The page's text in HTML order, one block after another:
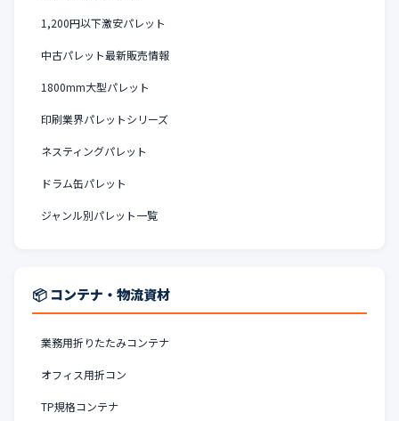
1,200円以下激安パレット
中古パレット最新販売情報
1800mm大型パレット
印刷業界パレットシリーズ
ネスティングパレット
ドラム缶パレット
ジャンル別パレット一覧
📦 コンテナ・物流資材
業務用折りたたみコンテナ
オフィス用折コン
TP規格コンテナ